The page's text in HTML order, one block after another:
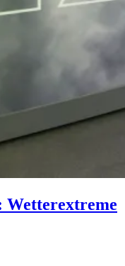
Wetterextreme